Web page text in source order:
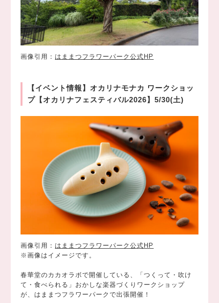
画像引用： はままつフラワーパーク公式HP
【イベント情報】オカリナモナカ ワークショッ
プ【オカリナフェスティバル2026】5/30(土)
画像引用： はままつフラワーパーク公式HP
※画像はイメージです。
春華堂のカカオラボで開催している、「つくって・吹け
て・食べられる」おかしな楽器づくりワークショップ
が、はままつフラワーパークで出張開催！